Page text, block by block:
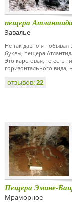
пещера
Завалье
Не так давно я
буквы, пещера
Это карстовая, то есть
горизонтального вида,
отзывов:22
Пещера Эмине-
Мраморное